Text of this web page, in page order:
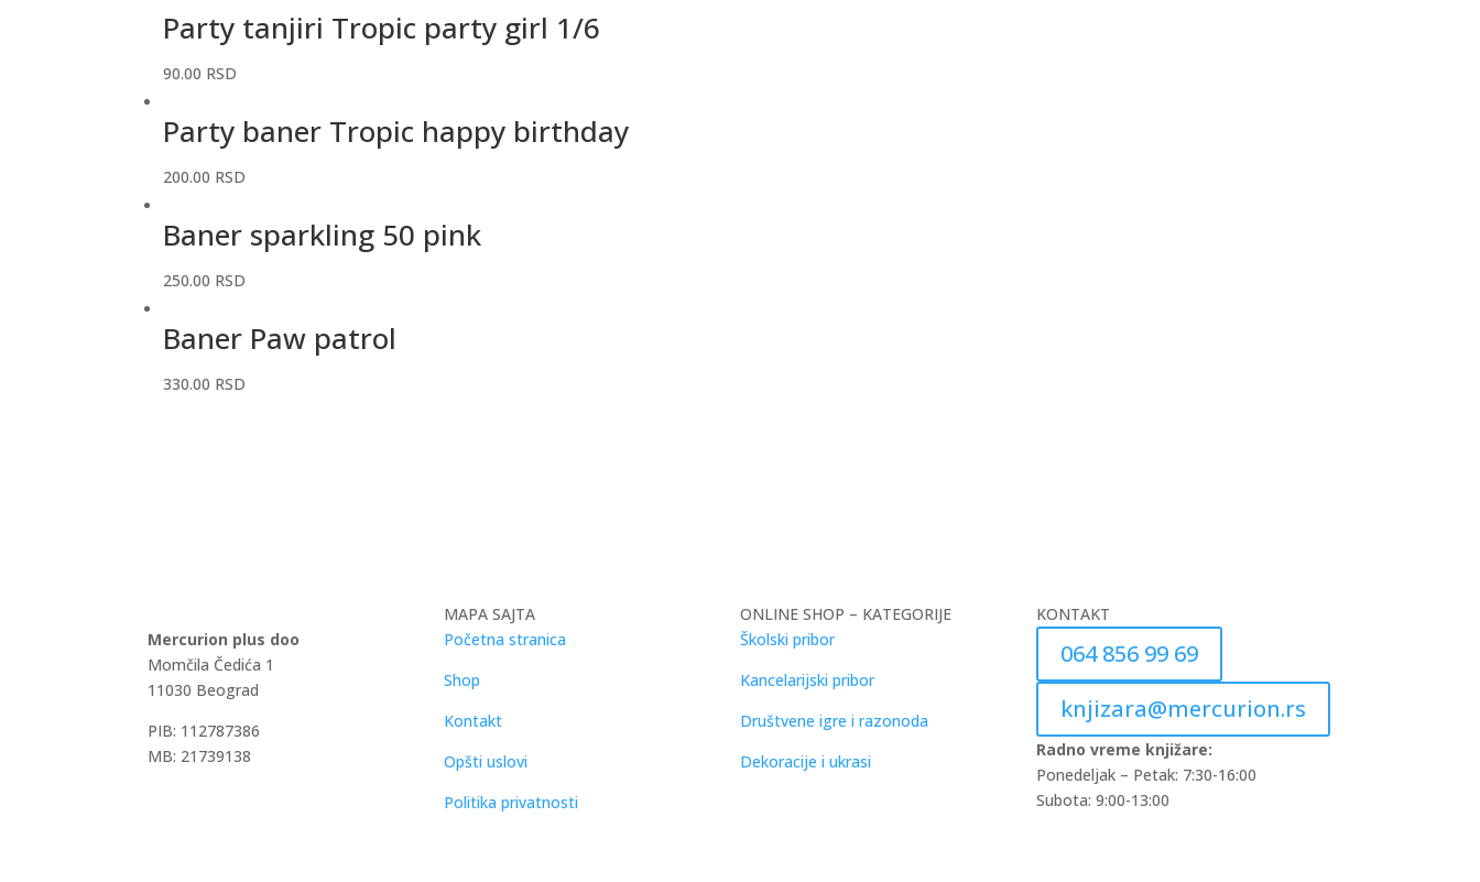
Party tanjiri Tropic party girl 1/6
90.00 RSD
Party baner Tropic happy birthday
200.00 RSD
Baner sparkling 50 pink
250.00 RSD
Baner Paw patrol
330.00 RSD
Mercurion plus doo
Momčila Čedića 1
11030 Beograd
PIB: 112787386
MB: 21739138
MAPA SAJTA
Početna stranica
Shop
Kontakt
Opšti uslovi
Politika privatnosti
ONLINE SHOP – KATEGORIJE
Školski pribor
Kancelarijski pribor
Društvene igre i razonoda
Dekoracije i ukrasi
KONTAKT
064 856 99 69
knjizara@mercurion.rs
Radno vreme knjižare:
Ponedeljak – Petak: 7:30-16:00
Subota: 9:00-13:00